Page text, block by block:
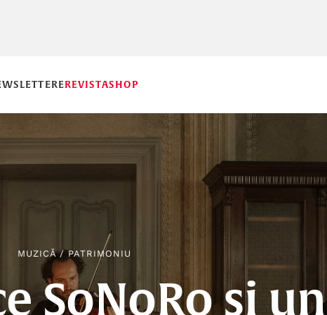
REVISTASHOP
MUZICĂ/PATRIMONIU
SoNoRo și un